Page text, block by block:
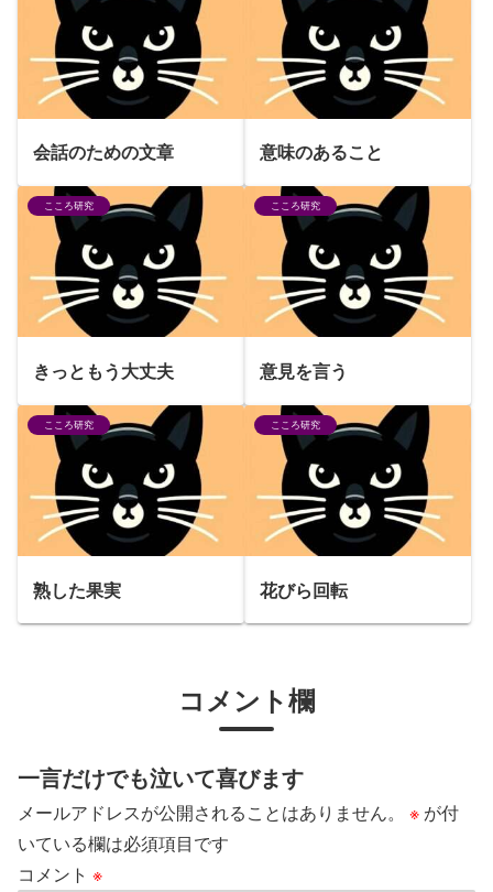
会話のための文章 意味のあること
こころ研究
きっともう大丈夫
こころ研究
意見を言う
こころ研究
熟した果実
こころ研究
花びら回転
コメント欄
一言だけでも泣いて喜びます
メールアドレスが公開されることはありません。 ※ が付
いている欄は必須項目です
コメント ※